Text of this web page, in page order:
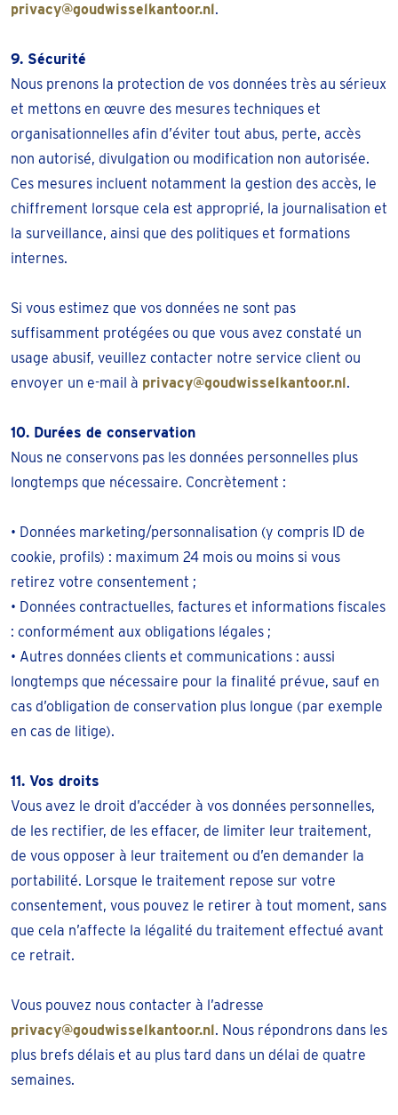
privacy@goudwisselkantoor.nl.
9. Sécurité
Nous prenons la protection de vos données très au sérieux
et mettons en œuvre des mesures techniques et
organisationnelles afin d’éviter tout abus, perte, accès
non autorisé, divulgation ou modification non autorisée.
Ces mesures incluent notamment la gestion des accès, le
chiffrement lorsque cela est approprié, la journalisation et
la surveillance, ainsi que des politiques et formations
internes.
Si vous estimez que vos données ne sont pas
suffisamment protégées ou que vous avez constaté un
usage abusif, veuillez contacter notre service client ou
envoyer un e-mail à privacy@goudwisselkantoor.nl.
10. Durées de conservation
Nous ne conservons pas les données personnelles plus
longtemps que nécessaire. Concrètement :
• Données marketing/personnalisation (y compris ID de
cookie, profils) : maximum 24 mois ou moins si vous
retirez votre consentement ;
• Données contractuelles, factures et informations fiscales
: conformément aux obligations légales ;
• Autres données clients et communications : aussi
longtemps que nécessaire pour la finalité prévue, sauf en
cas d’obligation de conservation plus longue (par exemple
en cas de litige).
11. Vos droits
Vous avez le droit d’accéder à vos données personnelles,
de les rectifier, de les effacer, de limiter leur traitement,
de vous opposer à leur traitement ou d’en demander la
portabilité. Lorsque le traitement repose sur votre
consentement, vous pouvez le retirer à tout moment, sans
que cela n’affecte la légalité du traitement effectué avant
ce retrait.
Vous pouvez nous contacter à l’adresse
privacy@goudwisselkantoor.nl. Nous répondrons dans les
plus brefs délais et au plus tard dans un délai de quatre
semaines.